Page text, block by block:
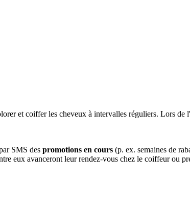
et coiffer les cheveux à intervalles réguliers. Lors
SMS des promotions en cours (p. ex. semaines de
eux avanceront leur rendez-vous chez le coiffeur ou